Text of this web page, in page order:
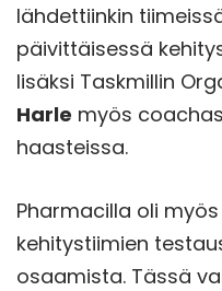
lähdettiinkin
päivittäisessä
lisäksi Taskmillin
Harle myös
haasteissa.
Pharmacilla oli
kehitystiimien
osaamista. Tässä